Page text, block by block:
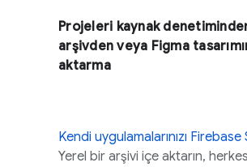
Projeleri kaynak
arşivden veya Figma
aktarma
Kendi uygulamalarınızı Firebase
Yerel bir arşivi içe aktarın,